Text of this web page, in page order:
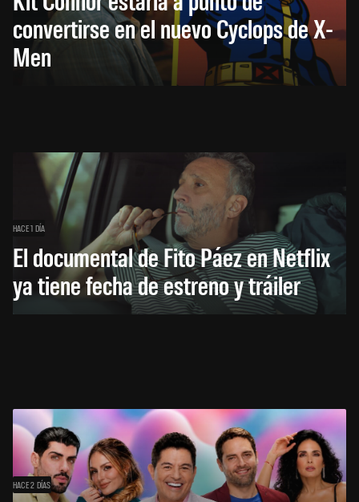
convertirse en el nuevo Cyclops de X-
Men
HACE 1 DÍA
El documental de Fito Páez en Netflix
ya tiene fecha de estreno y tráiler
HACE 2 DÍAS